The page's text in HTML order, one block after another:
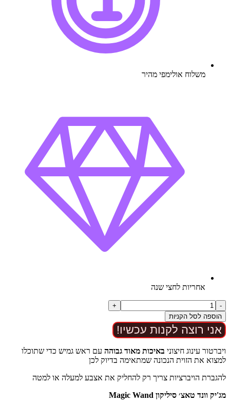
משלוח אולימפי מהיר
אחריות לחצי שנה
כמות
של
ערכת
BDSM
למתחילים
-
+
הוספה לסל הקניות
אני רוצה לקנות עכשיו!
ויברטור עינוג חיצוני באיכות מאוד גבוהה עם ראש גמיש כדי שתוכלו
למצוא את הזוית הנכונה שמתאימה בדיוק לכן
להגברת הויברציות צריך רק להחליק את אצבע למעלה או למטה
מג'יק וונד טאצ׳ סיליקון Magic Wand